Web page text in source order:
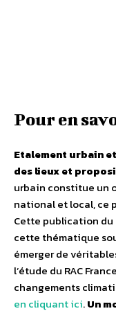
Pour en
Etalement urbain
des lieux et
urbain constitue un
national et local, ce
Cette publication
cette thématique
émerger de
l’étude du RAC
changements
en cliquant ici.Un